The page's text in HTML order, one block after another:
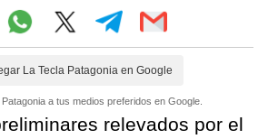
La Tecla Patagonia en Google
a tus medios preferidos en Google.
relevados por el